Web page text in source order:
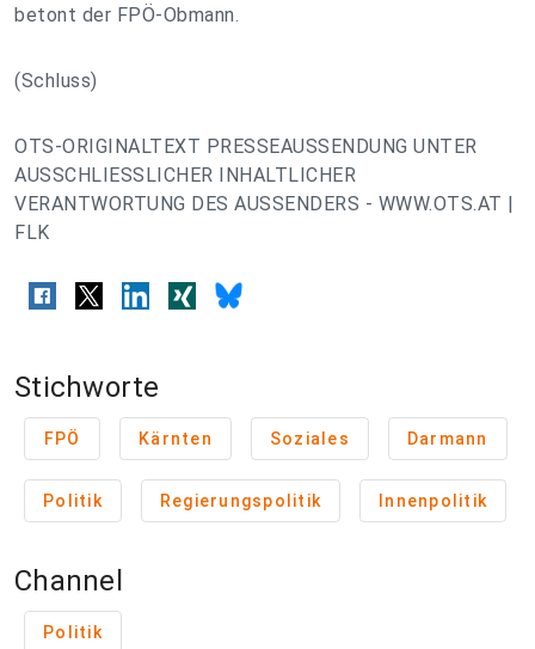
betont der FPÖ-Obmann.
(Schluss)
OTS-ORIGINALTEXT PRESSEAUSSENDUNG UNTER
AUSSCHLIESSLICHER INHALTLICHER
VERANTWORTUNG DES AUSSENDERS - WWW.OTS.AT |
FLK
Stichworte
FPÖ Kärnten Soziales Darmann
Politik Regierungspolitik Innenpolitik
Channel
Politik